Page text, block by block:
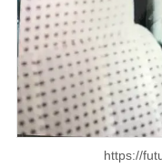
https://